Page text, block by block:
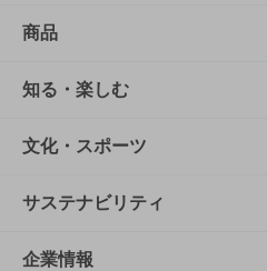
商品
商品TOP
商品一覧
商品発売情報
栄養成分一覧
知る・楽しむ
知る・楽しむTOP
キャンペーン
工場見学
文化・スポーツ
文化・スポーツTOP
サントリーホール
サステナビリティ
サステナビリティTOP
企業情報